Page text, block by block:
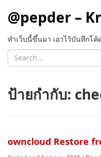
@pepder –
ทำเว็บนี้ขึ้นมา เอาไว้บันทึกโ
ป้ายกำกับ:
owncloud Restore